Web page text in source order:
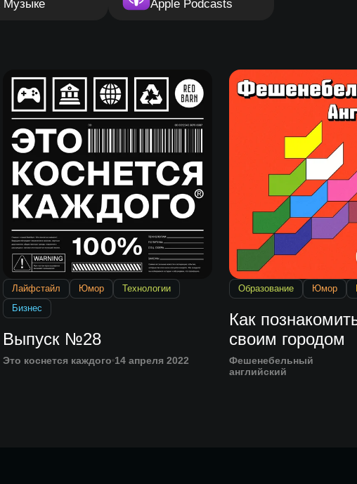
Музыке Apple Podcasts
Лайфстайл Юмор
Технологии
Бизнес
Выпуск №28
Это коснется каждого 14 апреля 2022
Образование Юмор
Как
своим городом
Фешенебельный
английский